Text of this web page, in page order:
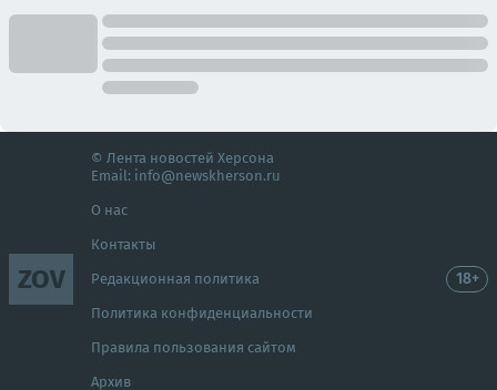
ZOV
© Лента новостей Херсона
Email: info@newskherson.ru
О нас
Контакты
Редакционная политика
Политика конфиденциальности
Правила пользования сайтом
Архив
18+